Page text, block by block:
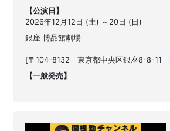
【公演日】
2026年12月12日 (土) ～20日 (日)
銀座 博品館劇場
[〒104-8132 東京都中央区銀座8-8-11
【一般発売】